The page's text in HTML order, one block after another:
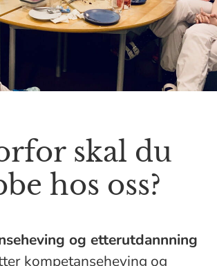
skal du
hos oss?
og etterutdannning
kompetanseheving og